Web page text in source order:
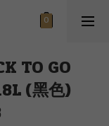
TO GO
(黑色)